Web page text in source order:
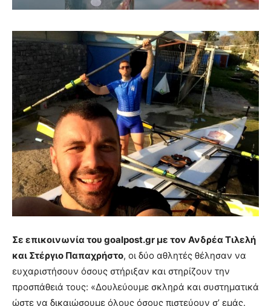
Σε επικοινωνία του goalpost.gr με τον Ανδρέα Τιλελή
και Στέργιο Παπαχρήστο, οι δύο αθλητές θέλησαν να
ευχαριστήσουν όσους στήριξαν και στηρίζουν την
προσπάθειά τους: «Δουλεύουμε σκληρά και συστηματικά
ώστε να δικαιώσουμε όλους όσους πιστεύουν σ’ εμάς.